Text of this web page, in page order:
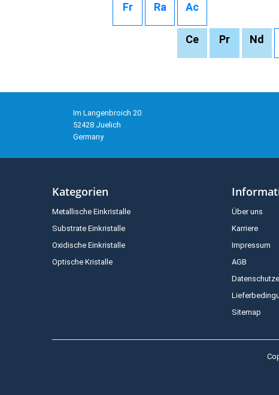
Fr Ra Ac
Ce Pr Nd
Im Langenbroich 20
52428 Juelich
Germany
Kategorien
Metallische Einkristalle
Substrate Einkristalle
Oxidische Einkristalle
Optische Kristalle
Über uns
Karriere
Impressum
AGB
Sitemap